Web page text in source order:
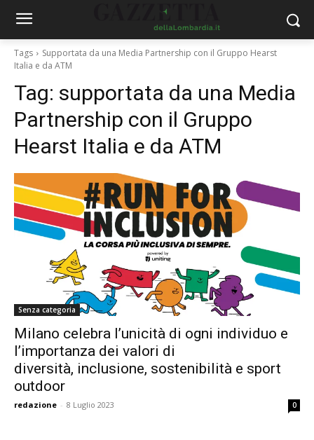
Tags
Supportata da una Media Partnership con il Gruppo Hearst
Italia e da ATM
Tag: supportata da una Media
Partnership con il Gruppo
Hearst Italia e da ATM
Senza categoria
Milano celebra l’unicità di ogni individuo e
l’importanza dei valori di
diversità, inclusione, sostenibilità e sport
outdoor
redazione - 8 Luglio 2023 0